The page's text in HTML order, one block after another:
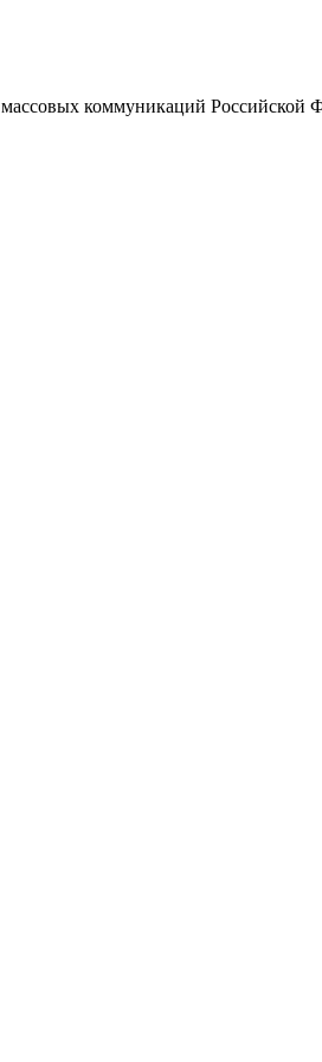
коммуникаций Российской